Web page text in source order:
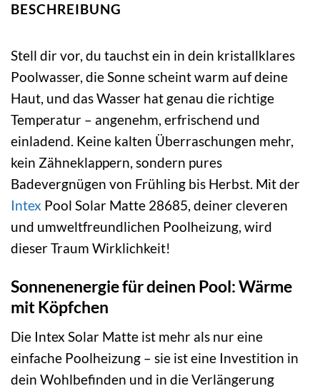
BESCHREIBUNG
Stell dir vor, du tauchst ein in dein kristallklares
Poolwasser, die Sonne scheint warm auf deine
Haut, und das Wasser hat genau die richtige
Temperatur – angenehm, erfrischend und
einladend. Keine kalten Überraschungen mehr,
kein Zähneklappern, sondern pures
Badevergnügen von Frühling bis Herbst. Mit der
Intex Pool Solar Matte 28685, deiner cleveren
und umweltfreundlichen Poolheizung, wird
dieser Traum Wirklichkeit!
Sonnenenergie für deinen Pool: Wärme
mit Köpfchen
Die Intex Solar Matte ist mehr als nur eine
einfache Poolheizung – sie ist eine Investition in
dein Wohlbefinden und in die Verlängerung